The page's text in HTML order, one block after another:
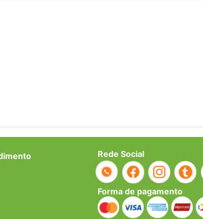
Rede Social
Forma de pagamento